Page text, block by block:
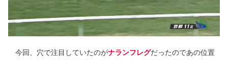
今回、穴で注目していたのがナランフレグだったのであの位置